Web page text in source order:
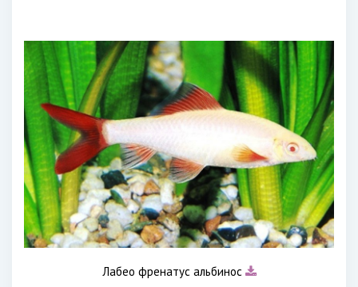
Лабео френатус альбинос